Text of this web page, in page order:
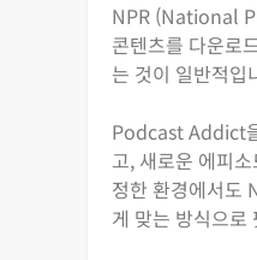
NPR (National
콘텐츠를 다운로
는 것이 일반적
Podcast Addict
고, 새로운 에피
정한 환경에서도
게 맞는 방식으로